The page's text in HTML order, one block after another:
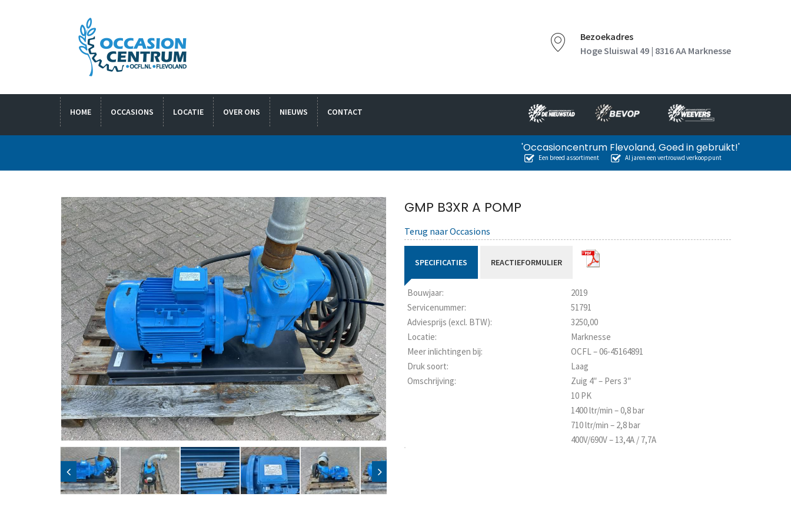
Bezoekadres
Hoge Sluiswal 49 | 8316 AA Marknesse
HOME OCCASIONS LOCATIE OVER ONS NIEUWS CONTACT
'Occasioncentrum Flevoland, Goed in gebruikt!'
Een breed assortiment Al jaren een vertrouwd verkooppunt
GMP B3XR A POMP
Terug naar Occasions
SPECIFICATIES REACTIEFORMULIER
Bouwjaar:
2019
Servicenummer:
51791
Adviesprijs (excl. BTW):
3250,00
Locatie:
Marknesse
Meer inlichtingen bij:
OCFL – 06-45164891
Druk soort:
Laag
Omschrijving:
Zuig 4″ – Pers 3″
10 PK
1400 ltr/min – 0,8 bar
710 ltr/min – 2,8 bar
400V/690V – 13,4A / 7,7A